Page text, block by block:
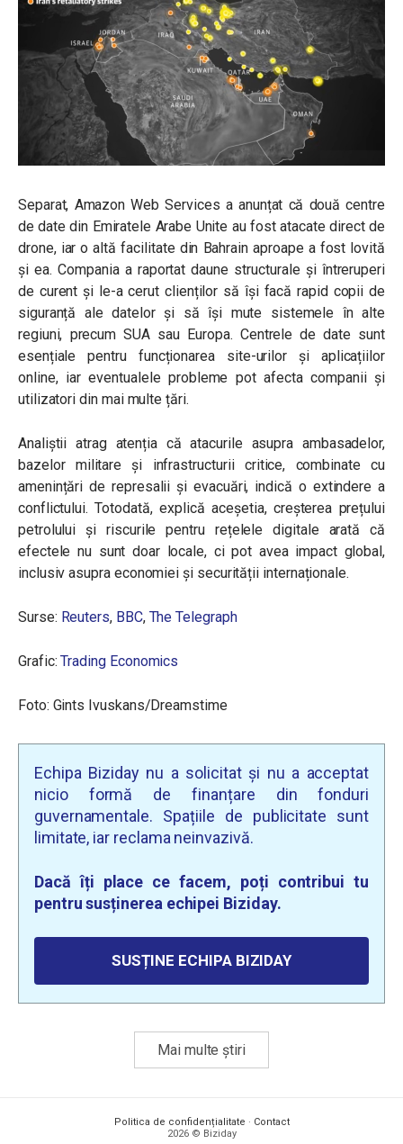
Separat, Amazon Web Services a anunțat că două centre
de date din Emiratele Arabe Unite au fost atacate direct de
drone, iar o altă facilitate din Bahrain aproape a fost lovită
și ea. Compania a raportat daune structurale și întreruperi
de curent și le-a cerut clienților să își facă rapid copii de
siguranță ale datelor și să își mute sistemele în alte
regiuni, precum SUA sau Europa. Centrele de date sunt
esențiale pentru funcționarea site-urilor și aplicațiilor
online, iar eventualele probleme pot afecta companii și
utilizatori din mai multe țări.
Analiștii atrag atenția că atacurile asupra ambasadelor,
bazelor militare și infrastructurii critice, combinate cu
amenințări de represalii și evacuări, indică o extindere a
conflictului. Totodată, explică aceșetia, creșterea prețului
petrolului și riscurile pentru rețelele digitale arată că
efectele nu sunt doar locale, ci pot avea impact global,
inclusiv asupra economiei și securității internaționale.
Surse: Reuters, BBC, The Telegraph
Grafic:Trading Economics
Foto: Gints Ivuskans/Dreamstime
Echipa Biziday nu a solicitat și nu a acceptat
nicio formă de finanțare din fonduri
guvernamentale. Spațiile de publicitate sunt
limitate, iar reclama neinvazivă.
Dacă îți place ce facem, poți contribui tu
pentru susținerea echipei Biziday.
SUSȚINE ECHIPA BIZIDAY
Mai multe știri
Politica de confidențialitate · Contact
2026 © Biziday